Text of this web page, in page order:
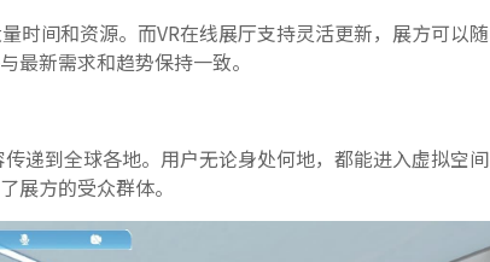
时间和资源。而VR在线展厅支持灵活更新，展方可以随
最新需求和趋势保持一致。
递到全球各地。用户无论身处何地，都能进入虚拟空间
展方的受众群体。